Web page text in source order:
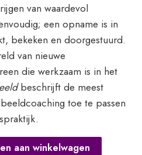
van waardevol
een opname is in
bekeken en doorgestuurd.
van nieuwe
die werkzaam is in het
beschrijft de meest
toe te passen
aan winkelwagen